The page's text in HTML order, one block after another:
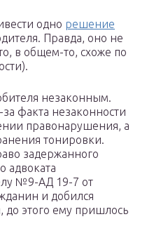
одно решение
Правда, оно не
в общем-то, схоже по
незаконным.
факта незаконности
правонарушения, а
тонировки.
задержанного
адвоката
№9-АД 19-7 от
и добился
до этого ему пришлось